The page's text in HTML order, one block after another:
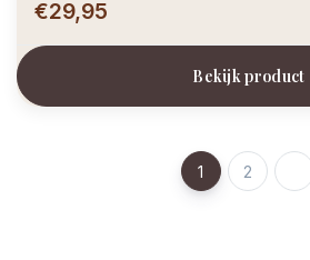
€29,95
Bekijk product
1 2